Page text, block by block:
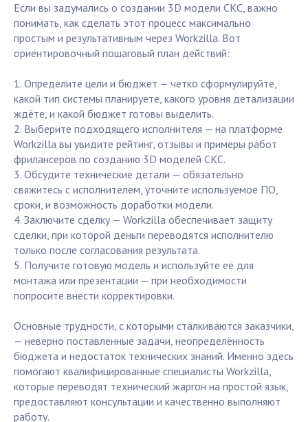
Если вы задумались о создании 3D модели СКС, важно
понимать, как сделать этот процесс максимально
простым и результативным через Workzilla. Вот
ориентировочный пошаговый план действий:
1. Определите цели и бюджет — четко сформулируйте,
какой тип системы планируете, какого уровня детализации
ждёте, и какой бюджет готовы выделить.
2. Выберите подходящего исполнителя — на платформе
Workzilla вы увидите рейтинг, отзывы и примеры работ
фрилансеров по созданию 3D моделей СКС.
3. Обсудите технические детали — обязательно
свяжитесь с исполнителем, уточните используемое ПО,
сроки, и возможность доработки модели.
4. Заключите сделку — Workzilla обеспечивает защиту
сделки, при которой деньги переводятся исполнителю
только после согласования результата.
5. Получите готовую модель и используйте её для
монтажа или презентации — при необходимости
попросите внести корректировки.
Основные трудности, с которыми сталкиваются заказчики,
— неверно поставленные задачи, неопределённость
бюджета и недостаток технических знаний. Именно здесь
помогают квалифицированные специалисты Workzilla,
которые переводят технический жаргон на простой язык,
предоставляют консультации и качественно выполняют
работу.